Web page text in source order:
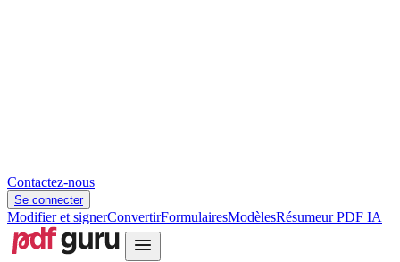
Contactez-nous
Se connecter
Modifier et signerConvertirFormulairesModèlesRésumeur PDF IA